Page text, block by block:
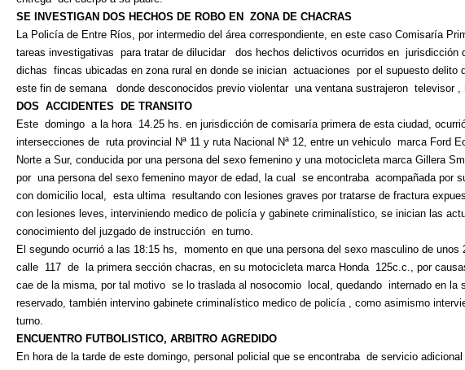
SE INVESTIGAN DOS HECHOS DE ROBO EN
ZONA DE CHACRAS
La Policía de Entre Ríos, por intermedio del área correspondiente, en este caso Comisaría
tareas investigativas para tratar de dilucidar dos hechos delictivos ocurridos en jurisdicción
dichas fincas ubicadas en zona rural en donde se inician actuaciones por el supuesto delito
este fin de semana
donde desconocidos previo violentar una ventana sustrajeron televisor ,
DOS ACCIDENTES
DE TRANSITO
Este domingo a la hora 14.25 hs. en jurisdicción de comisaría primera de esta ciudad,
intersecciones de ruta provincial Nª 11 y ruta Nacional Nª 12, entre un vehiculo marca Ford
Norte a Sur, conducida por una persona del sexo femenino y una motocicleta marca Gillera
por una persona del sexo femenino mayor de edad, la cual se encontraba acompañada por
con domicilio local,
esta ultima resultando con lesiones graves por tratarse de fractura
con lesiones leves, interviniendo medico de policía y gabinete criminalístico, se inician las
conocimiento del juzgado de instrucción en turno.
El segundo ocurrió a las 18:15 hs,
momento en que una persona del sexo masculino de unos
calle 117 de la primera sección chacras, en su motocicleta marca Honda 125c.c., por
cae de la misma, por tal motivo se lo traslada al nosocomio local, quedando internado en la
reservado, también intervino gabinete criminalístico medico de policía , como asimismo
turno.
ENCUENTRO FUTBOLISTICO, ARBITRO AGREDIDO
En hora de la tarde de este domingo, personal policial que se encontraba de servicio